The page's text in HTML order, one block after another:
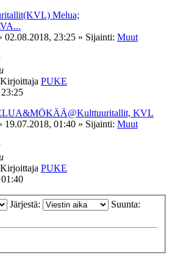
Melua;
02.08.2018, 23:25 » Sijainti: Muut
Kirjoittaja PUKE
KVL
19.07.2018, 01:40 » Sijainti: Muut
Kirjoittaja PUKE
Järjestä: Suunta: